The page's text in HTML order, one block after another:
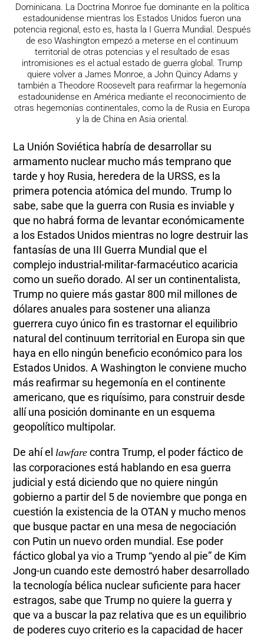
Dominicana. La Doctrina Monroe fue dominante en la política
estadounidense mientras los Estados Unidos fueron una
potencia regional, esto es, hasta la I Guerra Mundial. Después
de eso Washington empezó a meterse en el continuum
territorial de otras potencias y el resultado de esas
intromisiones es el actual estado de guerra global. Trump
quiere volver a James Monroe, a John Quincy Adams y
también a Theodore Roosevelt para reafirmar la hegemonía
estadounidense en América mediante el reconocimiento de
otras hegemonías continentales, como la de Rusia en Europa
y la de China en Asia oriental.
La Unión Soviética habría de desarrollar su
armamento nuclear mucho más temprano que
tarde y hoy Rusia, heredera de la URSS, es la
primera potencia atómica del mundo. Trump lo
sabe, sabe que la guerra con Rusia es inviable y
que no habrá forma de levantar económicamente
a los Estados Unidos mientras no logre destruir las
fantasías de una III Guerra Mundial que el
complejo industrial-militar-farmacéutico acaricia
como un sueño dorado. Al ser un continentalista,
Trump no quiere más gastar 800 mil millones de
dólares anuales para sostener una alianza
guerrera cuyo único fin es trastornar el equilibrio
natural del continuum territorial en Europa sin que
haya en ello ningún beneficio económico para los
Estados Unidos. A Washington le conviene mucho
más reafirmar su hegemonía en el continente
americano, que es riquísimo, para construir desde
allí una posición dominante en un esquema
geopolítico multipolar.
De ahí el lawfare contra Trump, el poder fáctico de
las corporaciones está hablando en esa guerra
judicial y está diciendo que no quiere ningún
gobierno a partir del 5 de noviembre que ponga en
cuestión la existencia de la OTAN y mucho menos
que busque pactar en una mesa de negociación
con Putin un nuevo orden mundial. Ese poder
fáctico global ya vio a Trump “yendo al pie” de Kim
Jong-un cuando este demostró haber desarrollado
la tecnología bélica nuclear suficiente para hacer
estragos, sabe que Trump no quiere la guerra y
que va a buscar la paz relativa que es un equilibrio
de poderes cuyo criterio es la capacidad de hacer